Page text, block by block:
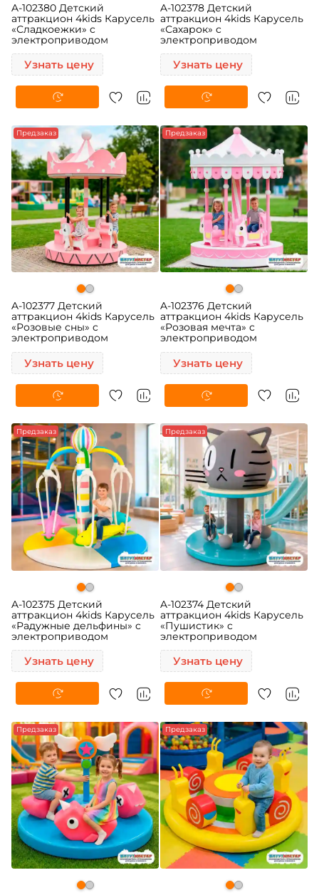
A-102380 Детский
аттракцион 4kids Карусель
«Сладкоежки» c
электроприводом
Узнать цену
A-102378 Детский
аттракцион 4kids Карусель
«Сахарок» c
электроприводом
Узнать цену
Предзаказ
A-102377 Детский
аттракцион 4kids Карусель
«Розовые сны» c
электроприводом
Узнать цену
Предзаказ
A-102376 Детский
аттракцион 4kids Карусель
«Розовая мечта» c
электроприводом
Узнать цену
Предзаказ
A-102375 Детский
аттракцион 4kids Карусель
«Радужные дельфины» c
электроприводом
Узнать цену
Предзаказ
A-102374 Детский
аттракцион 4kids Карусель
«Пушистик» c
электроприводом
Узнать цену
Предзаказ -5% Предзаказ